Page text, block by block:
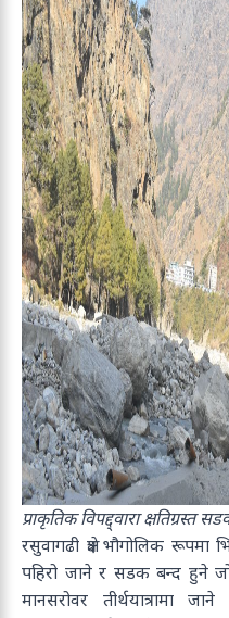
प्राकृतिक विपद्द्वारा क्षतिग्रस्त
रसुवागढी क्षेत्र भौगोलिक रूपमा
पहिरो जाने र सडक बन्द हुने
मानसरोवर तीर्थयात्रामा